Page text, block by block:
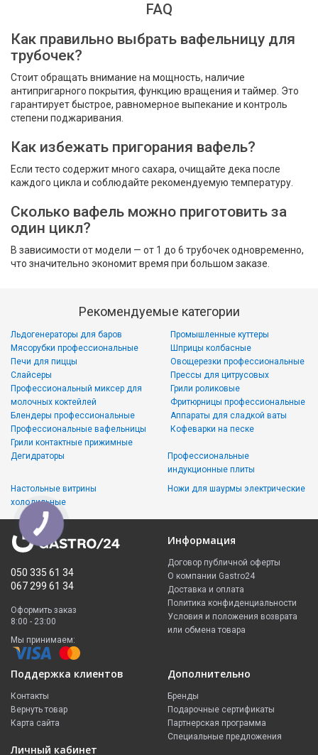
FAQ
Как правильно выбрать вафельницу для
трубочек?
Стоит обращать внимание на мощность, наличие
антипригарного покрытия, функцию вращения и таймер. Это
гарантирует быстрое, равномерное выпекание и контроль
степени поджаривания.
Как избежать пригорания вафель?
Если тесто содержит много сахара, очищайте дека после
каждого цикла и соблюдайте рекомендуемую температуру.
Сколько вафель можно приготовить за
один цикл?
В зависимости от модели — от 1 до 6 трубочек одновременно,
что значительно экономит время при большом заказе.
Рекомендуемые категории
Льдогенераторы для баров
Мясорубки профессиональные
Печи для пиццы
Слайсеры
Промышленные куттеры
Шприцы колбасные
Овощерезки профессиональные
Прессы для цитрусовых
Профессиональный миксер для
молочных коктейлей
Блендеры профессиональные
Профессиональные вафельницы
Грили контактные прижимные
Грили роликовые
Фритюрницы профессиональные
Аппараты для сладкой ваты
Кофеварки на песке
Дегидраторы
Настольные витрины
холодильные
Профессиональные
индукционные плиты
Ножи для шаурмы электрические
050 335 61 34
067 299 61 34
Оформить заказ
8:00 - 23:00
Мы принимаем:
Информация
Договор публичной оферты
О компании Gastro24
Доставка и оплата
Политика конфиденциальности
Условия и положения возврата
или обмена товара
Поддержка клиентов
Контакты
Вернуть товар
Карта сайта
Дополнительно
Бренды
Подарочные сертификаты
Партнерская программа
Специальные предложения
Личный кабинет